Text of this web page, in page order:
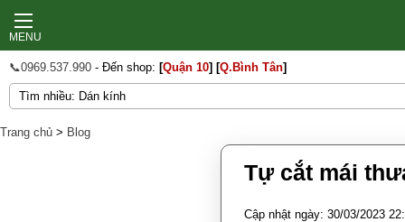
MENU
📞0969.537.990 - Đến shop: [Quận 10] [Q.Bình Tân]
Trang chủ > Blog
Tự cắt mái
Cập nhật ngày: 30/03/2023